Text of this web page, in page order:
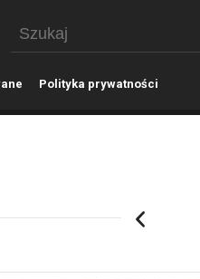
Polityka prywatności